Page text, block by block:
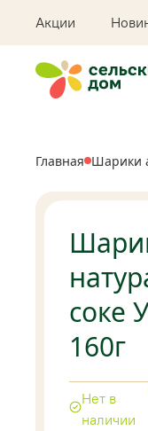
Акции
Главная Шарики
соке
160г
Нет в
наличии